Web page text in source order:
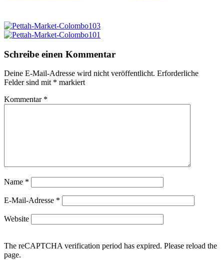
Schreibe einen Kommentar
Deine E-Mail-Adresse wird nicht veröffentlicht. Erforderliche
Felder sind mit * markiert
Kommentar *
Name *
E-Mail-Adresse *
Website
The reCAPTCHA verification period has expired. Please reload the
page.